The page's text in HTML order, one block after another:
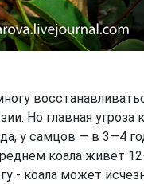
Но главная
у самцов — в 3—4
коала живёт
- коала может